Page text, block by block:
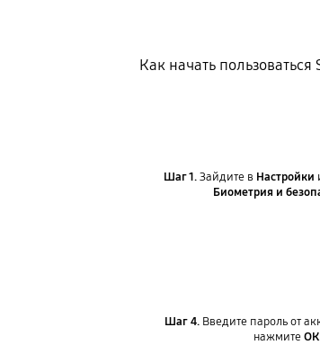
Как начать пользоваться
Шаг 1.Зайдите в Настройки
Биометрия и
Шаг 4.Введите пароль от
нажмитеОК